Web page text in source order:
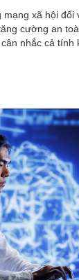
xã hội đối
cường an
nhắc cả tính